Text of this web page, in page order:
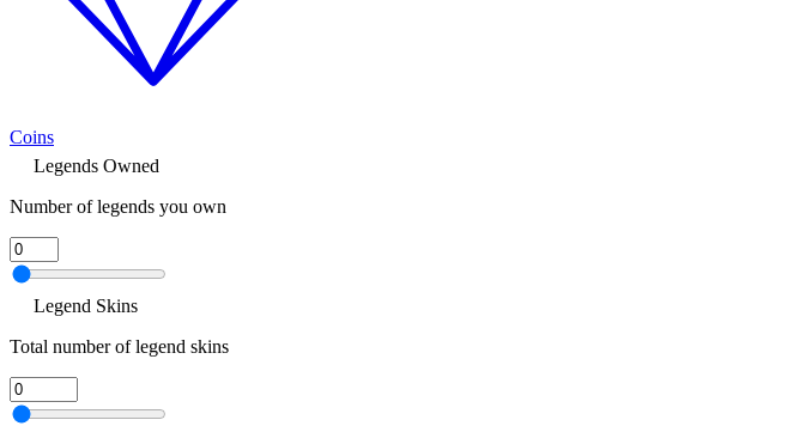
Coins
Legends Owned
Number of legends you own
Legend Skins
Total number of legend skins